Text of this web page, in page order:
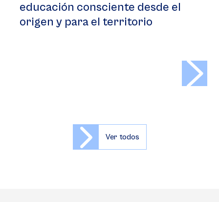
educación consciente desde el
origen y para el territorio
Ver todos